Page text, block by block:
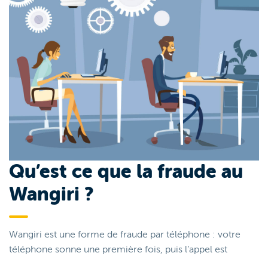
Qu’est ce que la fraude au
Wangiri ?
Wangiri est une forme de fraude par téléphone : votre
téléphone sonne une première fois, puis l’appel est